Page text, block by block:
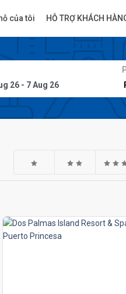
của tôi HỖ TRỢ KHÁCH